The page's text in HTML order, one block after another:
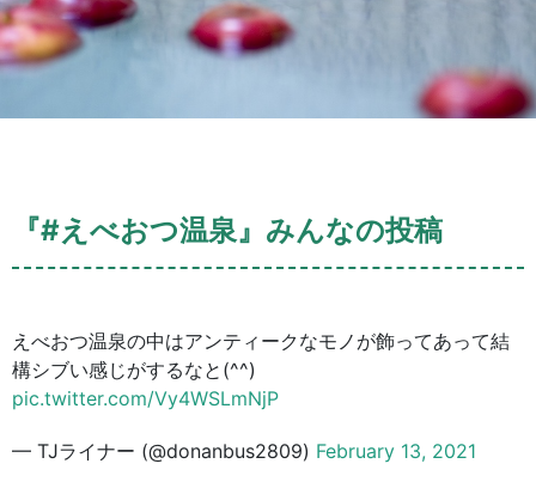
『#えべおつ温泉』みんなの投稿
えべおつ温泉の中はアンティークなモノが飾ってあって結
構シブい感じがするなと(^^)
pic.twitter.com/Vy4WSLmNjP
— TJライナー (@donanbus2809) February 13, 2021